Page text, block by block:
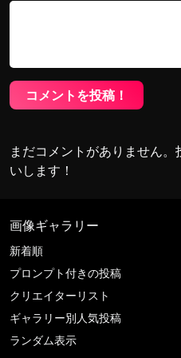
コメントを投稿！
まだコメントがありません
いします！
画像ギャラリー
新着順
プロンプト付きの投稿
クリエイターリスト
ギャラリー別人気投稿
ランダム表示